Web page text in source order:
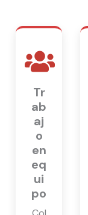
Tr
ab
aj
o
en
eq
ui
po